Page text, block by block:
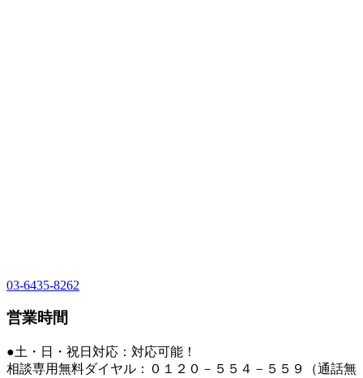
03-6435-8262
営業時間
●土・日・祝日対応：対応可能！
相談専用無料ダイヤル：０１２０－５５４－５５９（通話無